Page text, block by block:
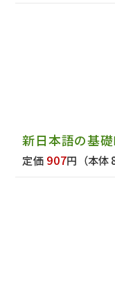
新日本語の基
定価 907円 （本体